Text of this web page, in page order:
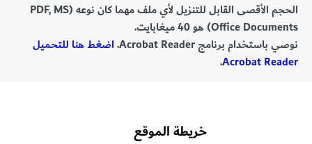
الحجم الأقصى القابل للتنزيل لأي ملف مهما كان نوعه (PDF, MS
Office Documents) هو 40 ميغابايت.
نوصي باستخدام برنامج Acrobat Reader.
اضغط هنا للتحميل
Acrobat Reader
.
خريطة الموقع